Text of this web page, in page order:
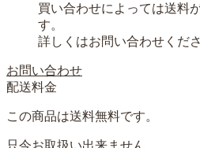
買い合わせによっては送料
す。
詳しくはお問い合わせくださ
お問い合わせ
配送料金
この商品は送料無料です。
只今お取扱い出来ません